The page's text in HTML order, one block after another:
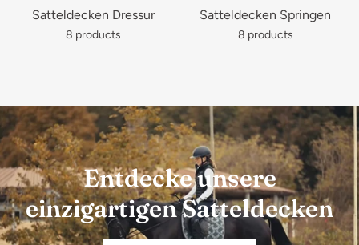
Satteldecken Dressur
8 products
Satteldecken Springen
8 products
Entdecke unsere
einzigartigen Satteldecken